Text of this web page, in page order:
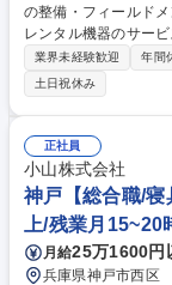
の整備・フィールドメン
レンタル機器のサー
とデジタルサイネー
の設置・点検業務および整備
れたレンタル機器(パ
メンテナンス■壊れて
業■工事現場に設置さ
ンスと故障対応正確
ション。 募集職種 大阪【リース機器の整備・フィールドメンテナンス】
年休125日/月残業15h
業界未経験歓迎 年間
土日祝休み
正社員
小山株式会社
神戸【総合職/寝
上/残業月
月給25万1600円
兵庫県神戸市西区